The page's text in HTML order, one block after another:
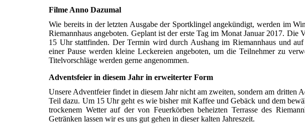
Filme Anno Dazumal
Wie bereits in der letzten Ausgabe der Sportklingel angekündigt, werden im
Riemannhaus angeboten. Geplant ist der erste Tag im Monat Januar 2017.
15 Uhr stattfinden. Der Termin wird durch Aushang im Riemannhaus und
einer Pause werden kleine Leckereien angeboten, um die Teilnehmer zu
Titelvorschläge werden gerne angenommen.
Adventsfeier in diesem Jahr in erweiterter Form
Unsere Adventfeier findet in diesem Jahr nicht am zweiten, sondern am dritten
Teil dazu. Um 15 Uhr geht es wie bisher mit Kaffee und Gebäck und dem
trockenem Wetter auf der von Feuerkörben beheizten Terrasse des
Getränken lassen wir es uns gut gehen in dieser kalten Jahreszeit.